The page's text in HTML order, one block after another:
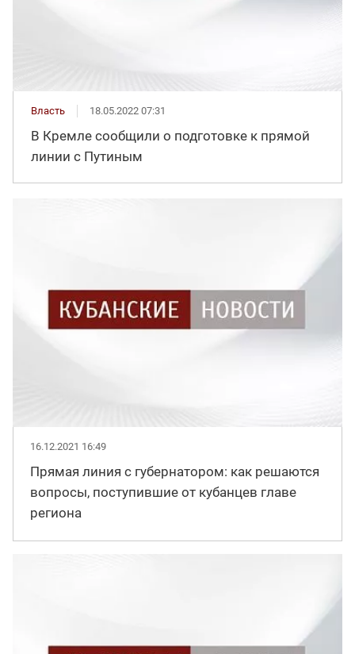
Власть 18.05.2022 07:31
В Кремле сообщили о подготовке к прямой
линии с Путиным
16.12.2021 16:49
Прямая линия с губернатором: как решаются
вопросы, поступившие от кубанцев главе
региона